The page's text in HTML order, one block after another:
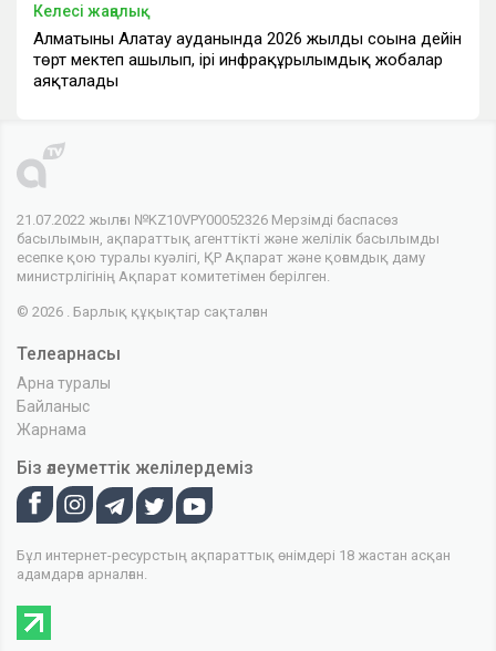
Келесі жаңалық
Алматының Алатау ауданында 2026 жылдың соңына дейін
төрт мектеп ашылып, ірі инфрақұрылымдық жобалар
аяқталады
21.07.2022 жылғы №KZ10VPY00052326 Мерзімді баспасөз
басылымын, ақпараттық агенттікті және желілік басылымды
есепке қою туралы куәлігі, ҚР Ақпарат және қоғамдық даму
министрлігінің Ақпарат комитетімен берілген.
© 2026 . Барлық құқықтар сақталған
Телеарнасы
Арна туралы
Байланыс
Жарнама
Біз әлеуметтік желілердеміз
Бұл интернет-ресурстың ақпараттық өнімдері 18 жастан асқан
адамдарға арналған.